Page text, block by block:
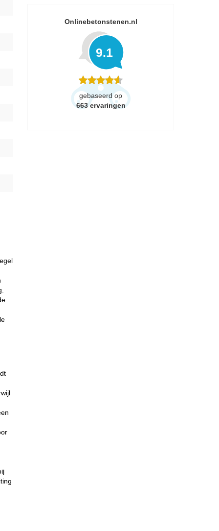
Onlinebetonstenen.nl
9.1
gebaseerd op
663 ervaringen